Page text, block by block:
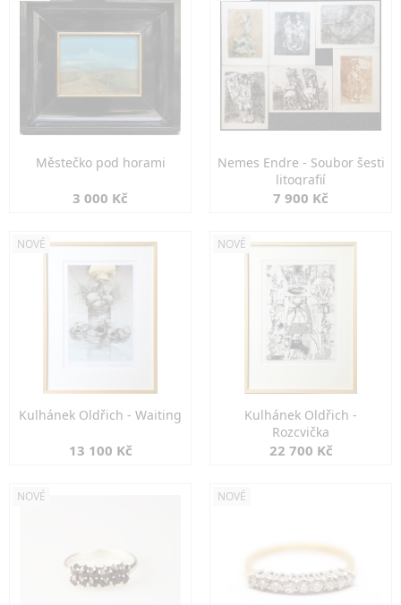
Městečko pod horami
3 000 Kč
Nemes Endre - Soubor šesti
litografií
7 900 Kč
NOVÉ
Kulhánek Oldřich - Waiting
13 100 Kč
NOVÉ
Kulhánek Oldřich -
Rozcvička
22 700 Kč
NOVÉ NOVÉ